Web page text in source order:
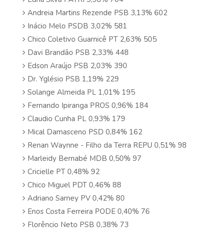
Andreia Martins Rezende PSB 3,13% 602
Inácio Melo PSDB 3,02% 581
Chico Coletivo Guarnicê PT 2,63% 505
Davi Brandão PSB 2,33% 448
Edson Araújo PSB 2,03% 390
Dr. Yglésio PSB 1,19% 229
Solange Almeida PL 1,01% 195
Fernando Ipiranga PROS 0,96% 184
Claudio Cunha PL 0,93% 179
Mical Damasceno PSD 0,84% 162
Renan Waynne - Filho da Terra REPU 0,51% 98
Marleidy Bernabé MDB 0,50% 97
Cricielle PT 0,48% 92
Chico Miguel PDT 0,46% 88
Adriano Sarney PV 0,42% 80
Enos Costa Ferreira PODE 0,40% 76
Florêncio Neto PSB 0,38% 73